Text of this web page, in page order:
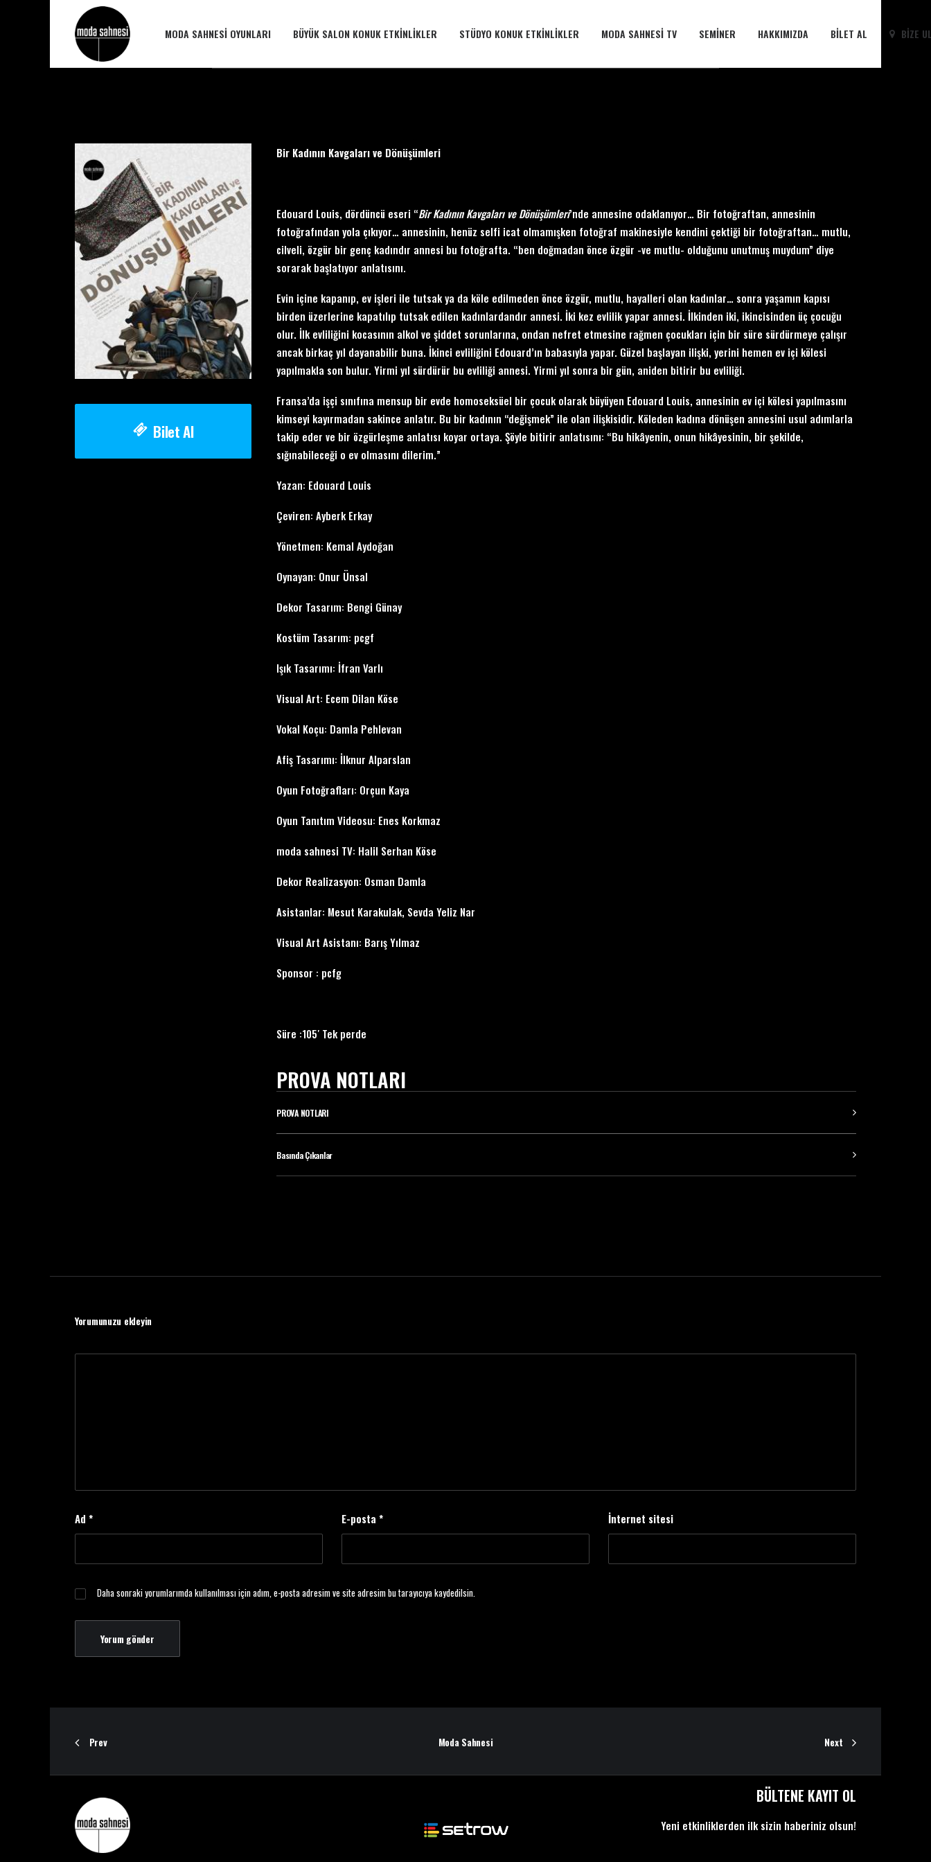
MODA SAHNESI OYUNLARI BÜYÜK SALON KONUK ETKINLIKLER STÜDYO KONUK ETKINLIKLER MODA SAHNESI TV SEMINER HAKKIMIZDA BILET AL BIZE
Bilet Al
Bir Kadının Kavgaları ve Dönüşümleri
Edouard Louis, dördüncü eseri “Bir Kadının Kavgaları ve Dönüşümleri’nde annesine odaklanıyor… Bir fotoğraftan, annesinin
fotoğrafından yola çıkıyor… annesinin, henüz selfi icat olmamışken fotoğraf makinesiyle kendini çektiği bir fotoğraftan… mutlu,
cilveli, özgür bir genç kadındır annesi bu fotoğrafta. “ben doğmadan önce özgür -ve mutlu- olduğunu unutmuş muydum” diye
sorarak başlatıyor anlatısını.
Evin içine kapanıp, ev işleri ile tutsak ya da köle edilmeden önce özgür, mutlu, hayalleri olan kadınlar… sonra yaşamın kapısı
birden üzerlerine kapatılıp tutsak edilen kadınlardandır annesi. İki kez evlilik yapar annesi. İlkinden iki, ikincisinden üç çocuğu
olur. İlk evliliğini kocasının alkol ve şiddet sorunlarına, ondan nefret etmesine rağmen çocukları için bir süre sürdürmeye çalışır
ancak birkaç yıl dayanabilir buna. İkinci evliliğini Edouard’ın babasıyla yapar. Güzel başlayan ilişki, yerini hemen ev içi kölesi
yapılmakla son bulur. Yirmi yıl sürdürür bu evliliği annesi. Yirmi yıl sonra bir gün, aniden bitirir bu evliliği.
Fransa’da işçi sınıfına mensup bir evde homoseksüel bir çocuk olarak büyüyen Edouard Louis, annesinin ev içi kölesi yapılmasını
kimseyi kayırmadan sakince anlatır. Bu bir kadının “değişmek” ile olan ilişkisidir. Köleden kadına dönüşen annesini usul adımlarla
takip eder ve bir özgürleşme anlatısı koyar ortaya. Şöyle bitirir anlatısını: “Bu hikâyenin, onun hikâyesinin, bir şekilde,
sığınabileceği o ev olmasını dilerim.”
Yazan: Edouard Louis
Çeviren: Ayberk Erkay
Yönetmen: Kemal Aydoğan
Oynayan: Onur Ünsal
Dekor Tasarım: Bengi Günay
Kostüm Tasarım: pcgf
Işık Tasarımı: İfran Varlı
Visual Art: Ecem Dilan Köse
Vokal Koçu: Damla Pehlevan
Afiş Tasarımı: İlknur Alparslan
Oyun Fotoğrafları: Orçun Kaya
Oyun Tanıtım Videosu: Enes Korkmaz
moda sahnesi TV: Halil Serhan Köse
Dekor Realizasyon: Osman Damla
Asistanlar: Mesut Karakulak, Sevda Yeliz Nar
Visual Art Asistanı: Barış Yılmaz
Sponsor : pcfg
Süre :105′ Tek perde
PROVA NOTLARI
PROVA NOTLARI
Basında Çıkanlar
Yorumunuzu ekleyin
Ad * E-posta * İnternet sitesi
Daha sonraki yorumlarımda kullanılması için adım, e-posta adresim ve site adresim bu tarayıcıya kaydedilsin.
Prev Moda Sahnesi Next
BÜLTENE KAYIT OL
Yeni etkinliklerden ilk sizin haberiniz olsun!